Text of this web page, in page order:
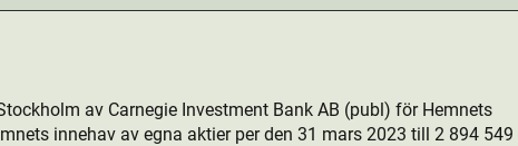
av Carnegie Investment Bank AB (publ) för Hemnets
innehav av egna aktie­r per den 31 mars 2023 till 2 894 549